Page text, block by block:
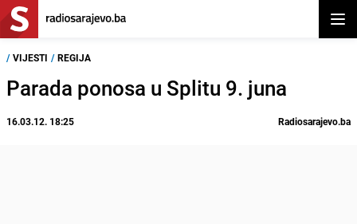
/ VIJESTI / REGIJA
Parada ponosa u Splitu 9. juna
16.03.12. 18:25 Radiosarajevo.ba